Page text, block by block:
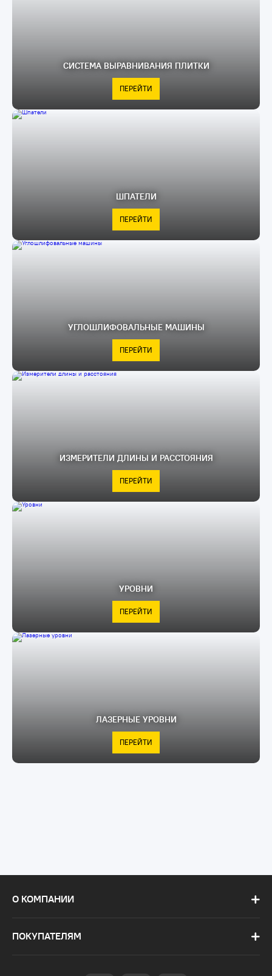
СИСТЕМА ВЫРАВНИВАНИЯ ПЛИТКИ
ПЕРЕЙТИ
ШПАТЕЛИ
ПЕРЕЙТИ
УГЛОШЛИФОВАЛЬНЫЕ МАШИНЫ
ПЕРЕЙТИ
ИЗМЕРИТЕЛИ ДЛИНЫ И РАССТОЯНИЯ
ПЕРЕЙТИ
УРОВНИ
ПЕРЕЙТИ
ЛАЗЕРНЫЕ УРОВНИ
ПЕРЕЙТИ
О КОМПАНИИ
ПОКУПАТЕЛЯМ